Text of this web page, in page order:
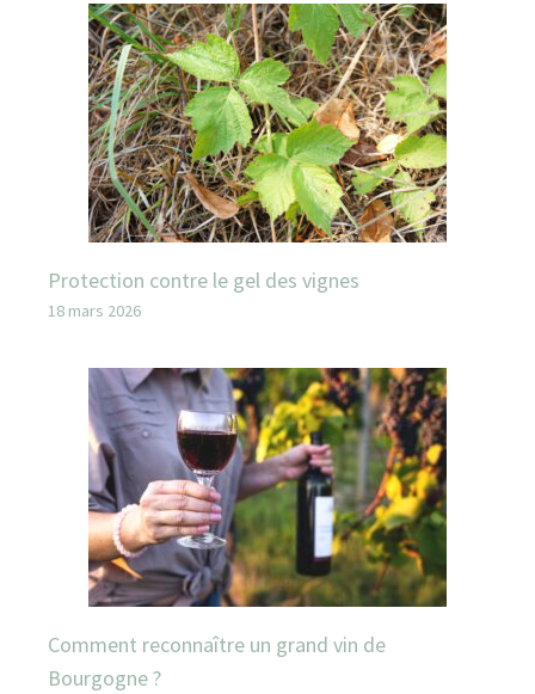
Protection contre le gel des vignes
18 mars 2026
Comment reconnaître un grand vin de
Bourgogne ?